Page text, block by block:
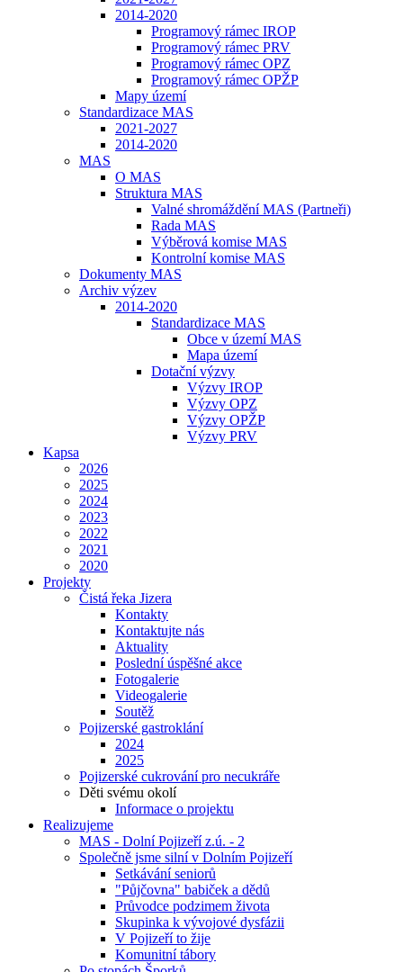
2014-2020
Programový rámec IROP
Programový rámec PRV
Programový rámec OPZ
Programový rámec OPŽP
Mapy území
Standardizace MAS
2021-2027
2014-2020
MAS
O MAS
Struktura MAS
Valné shromáždění MAS (Partneři)
Rada MAS
Výběrová komise MAS
Kontrolní komise MAS
Dokumenty MAS
Archiv výzev
2014-2020
Standardizace MAS
Obce v území MAS
Mapa území
Dotační výzvy
Výzvy IROP
Výzvy OPZ
Výzvy OPŽP
Výzvy PRV
Kapsa
2026
2025
2024
2023
2022
2021
2020
Projekty
Čistá řeka Jizera
Kontakty
Kontaktujte nás
Aktuality
Poslední úspěšné akce
Fotogalerie
Videogalerie
Soutěž
Pojizerské gastroklání
2024
2025
Pojizerské cukrování pro necukráře
Děti svému okolí
Informace o projektu
Realizujeme
MAS - Dolní Pojizeří z.ú. - 2
Společně jsme silní v Dolním Pojizeří
Setkávání seniorů
"Půjčovna" babiček a dědů
Průvodce podzimem života
Skupinka k vývojové dysfázii
V Pojizeří to žije
Komunitní tábory